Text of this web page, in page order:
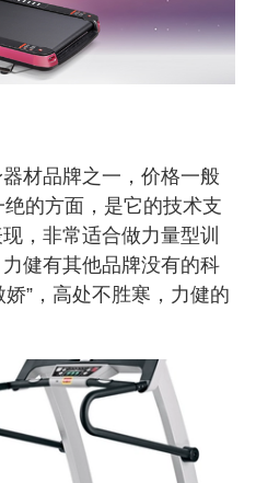
材品牌之一，价格一般
的方面，是它的技术支
，非常适合做力量型训
健有其他品牌没有的科
”，高处不胜寒，力健的